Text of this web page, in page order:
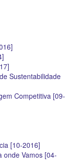
Sustentabilidade
Competitiva [09-
[10-2016]
onde Vamos [04-